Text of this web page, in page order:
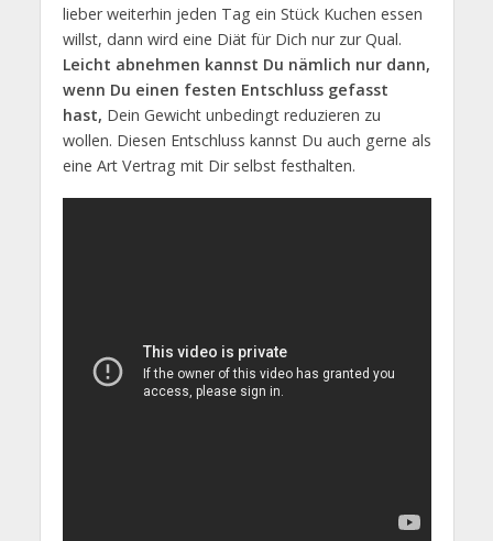
lieber weiterhin jeden Tag ein Stück Kuchen essen
willst, dann wird eine Diät für Dich nur zur Qual.
Leicht abnehmen kannst Du nämlich nur dann,
wenn Du einen festen Entschluss gefasst
hast, Dein Gewicht unbedingt reduzieren zu
wollen. Diesen Entschluss kannst Du auch gerne als
eine Art Vertrag mit Dir selbst festhalten.